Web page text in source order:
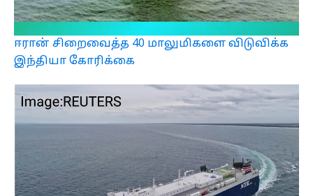
ஈரான் சிறைவைத்த 40 மாலுமிகளை விடுவிக்க
இந்தியா கோரிக்கை